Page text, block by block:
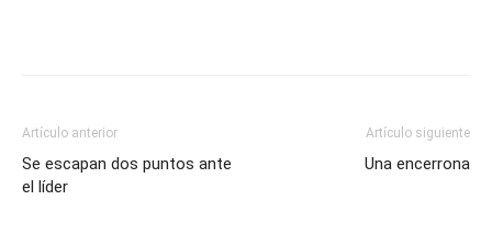
Artículo anterior
Se escapan dos puntos ante
el líder
Artículo siguiente
Una encerrona